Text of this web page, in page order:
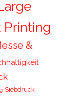
Printing
&
Siebdruck